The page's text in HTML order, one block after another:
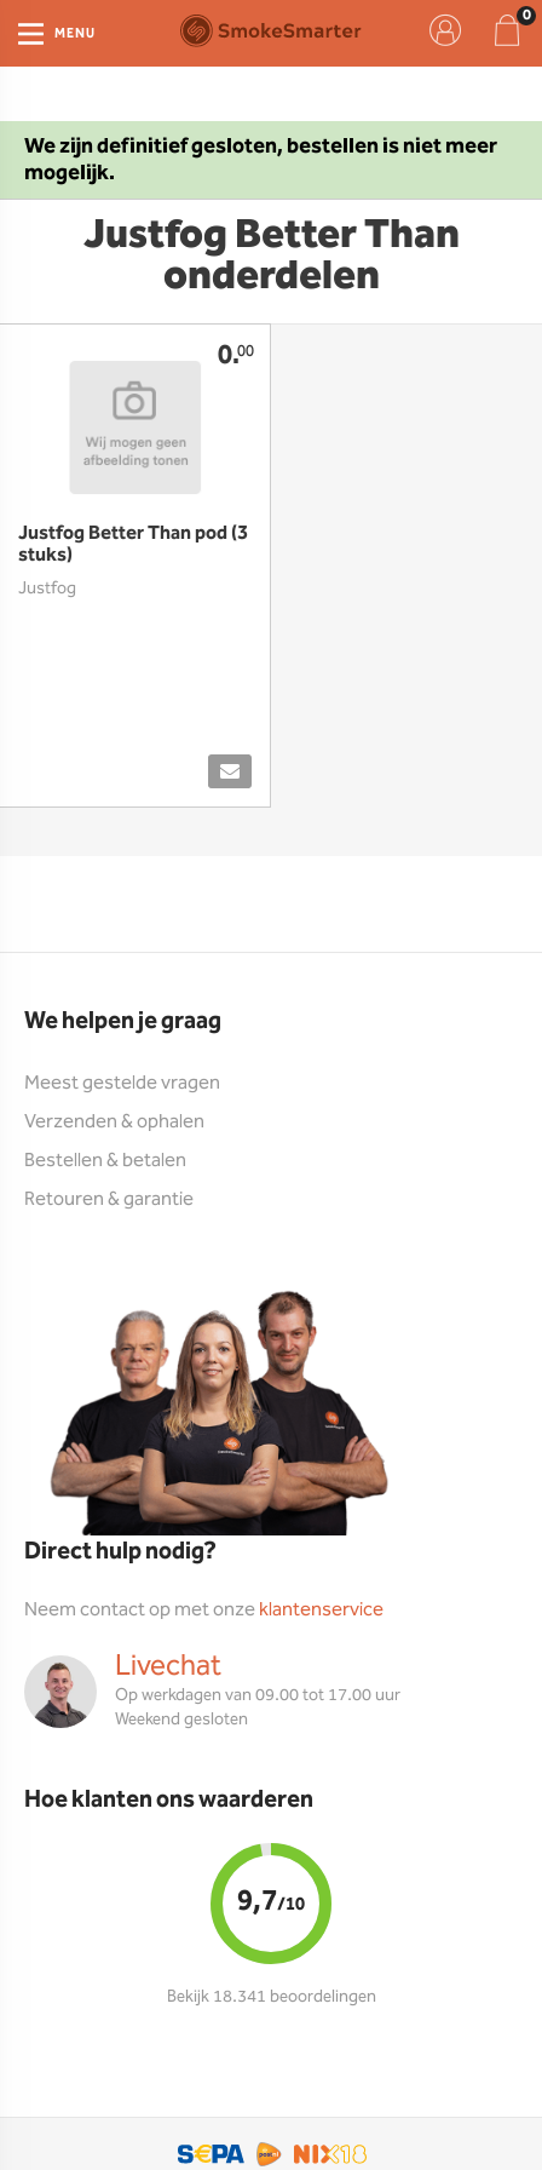
We zijn definitief gesloten, bestellen is niet meer
mogelijk.
MENU
Justfog Better Than
onderdelen
0.00
Justfog Better Than pod (3
stuks)
Justfog
We helpen je graag
Meest gestelde vragen
Verzenden & ophalen
Bestellen & betalen
Retouren & garantie
Direct hulp nodig?
Neem contact op met onzeklantenservice
Livechat
Op werkdagen van 09.00 tot 17.00 uur
Weekend gesloten
Hoe klanten ons waarderen
9,7/10
Bekijk 18.341 beoordelingen